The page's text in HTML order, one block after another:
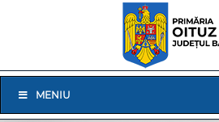
Navigation
MENIU